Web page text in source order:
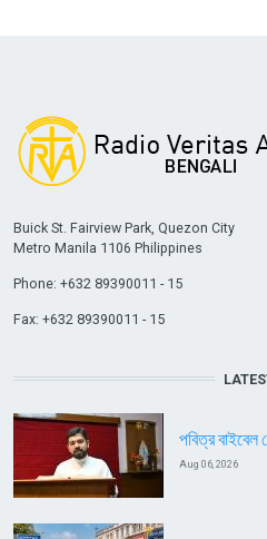
Buick St. Fairview Park, Quezon City
Metro Manila 1106 Philippines
Phone: +632 89390011 - 15
Fax: +632 89390011 - 15
পবিত্র বাইবেল
Aug 06, 2026